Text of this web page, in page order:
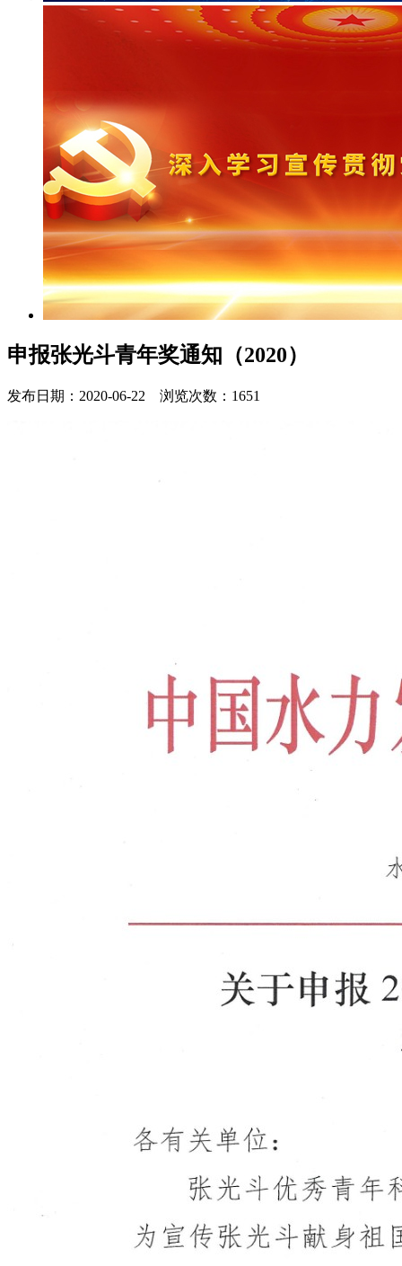
申报张光斗青年奖通知（2020）
发布日期：2020-06-22 浏览次数：1651